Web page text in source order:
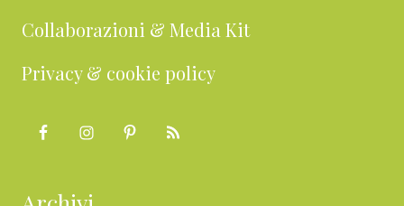
Collaborazioni & Media Kit
Privacy & cookie policy